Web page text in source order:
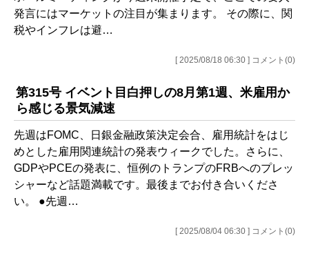
発言にはマーケットの注目が集まります。 その際に、関
税やインフレは避…
[ 2025/08/18 06:30 ] コメント(0)
第315号 イベント目白押しの8月第1週、米雇用か
ら感じる景気減速
先週はFOMC、日銀金融政策決定会合、雇用統計をはじ
めとした雇用関連統計の発表ウィークでした。さらに、
GDPやPCEの発表に、恒例のトランプのFRBへのプレッ
シャーなど話題満載です。最後までお付き合いくださ
い。 ●先週…
[ 2025/08/04 06:30 ] コメント(0)